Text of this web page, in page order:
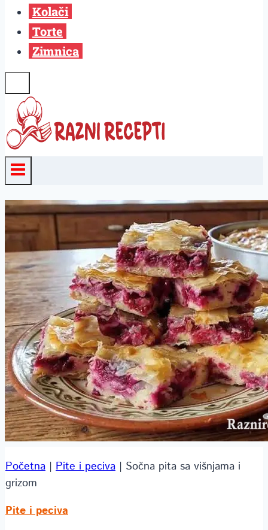
Kolači
Torte
Zimnica
Početna | Pite i peciva | Sočna pita sa višnjama i
grizom
Pite i peciva